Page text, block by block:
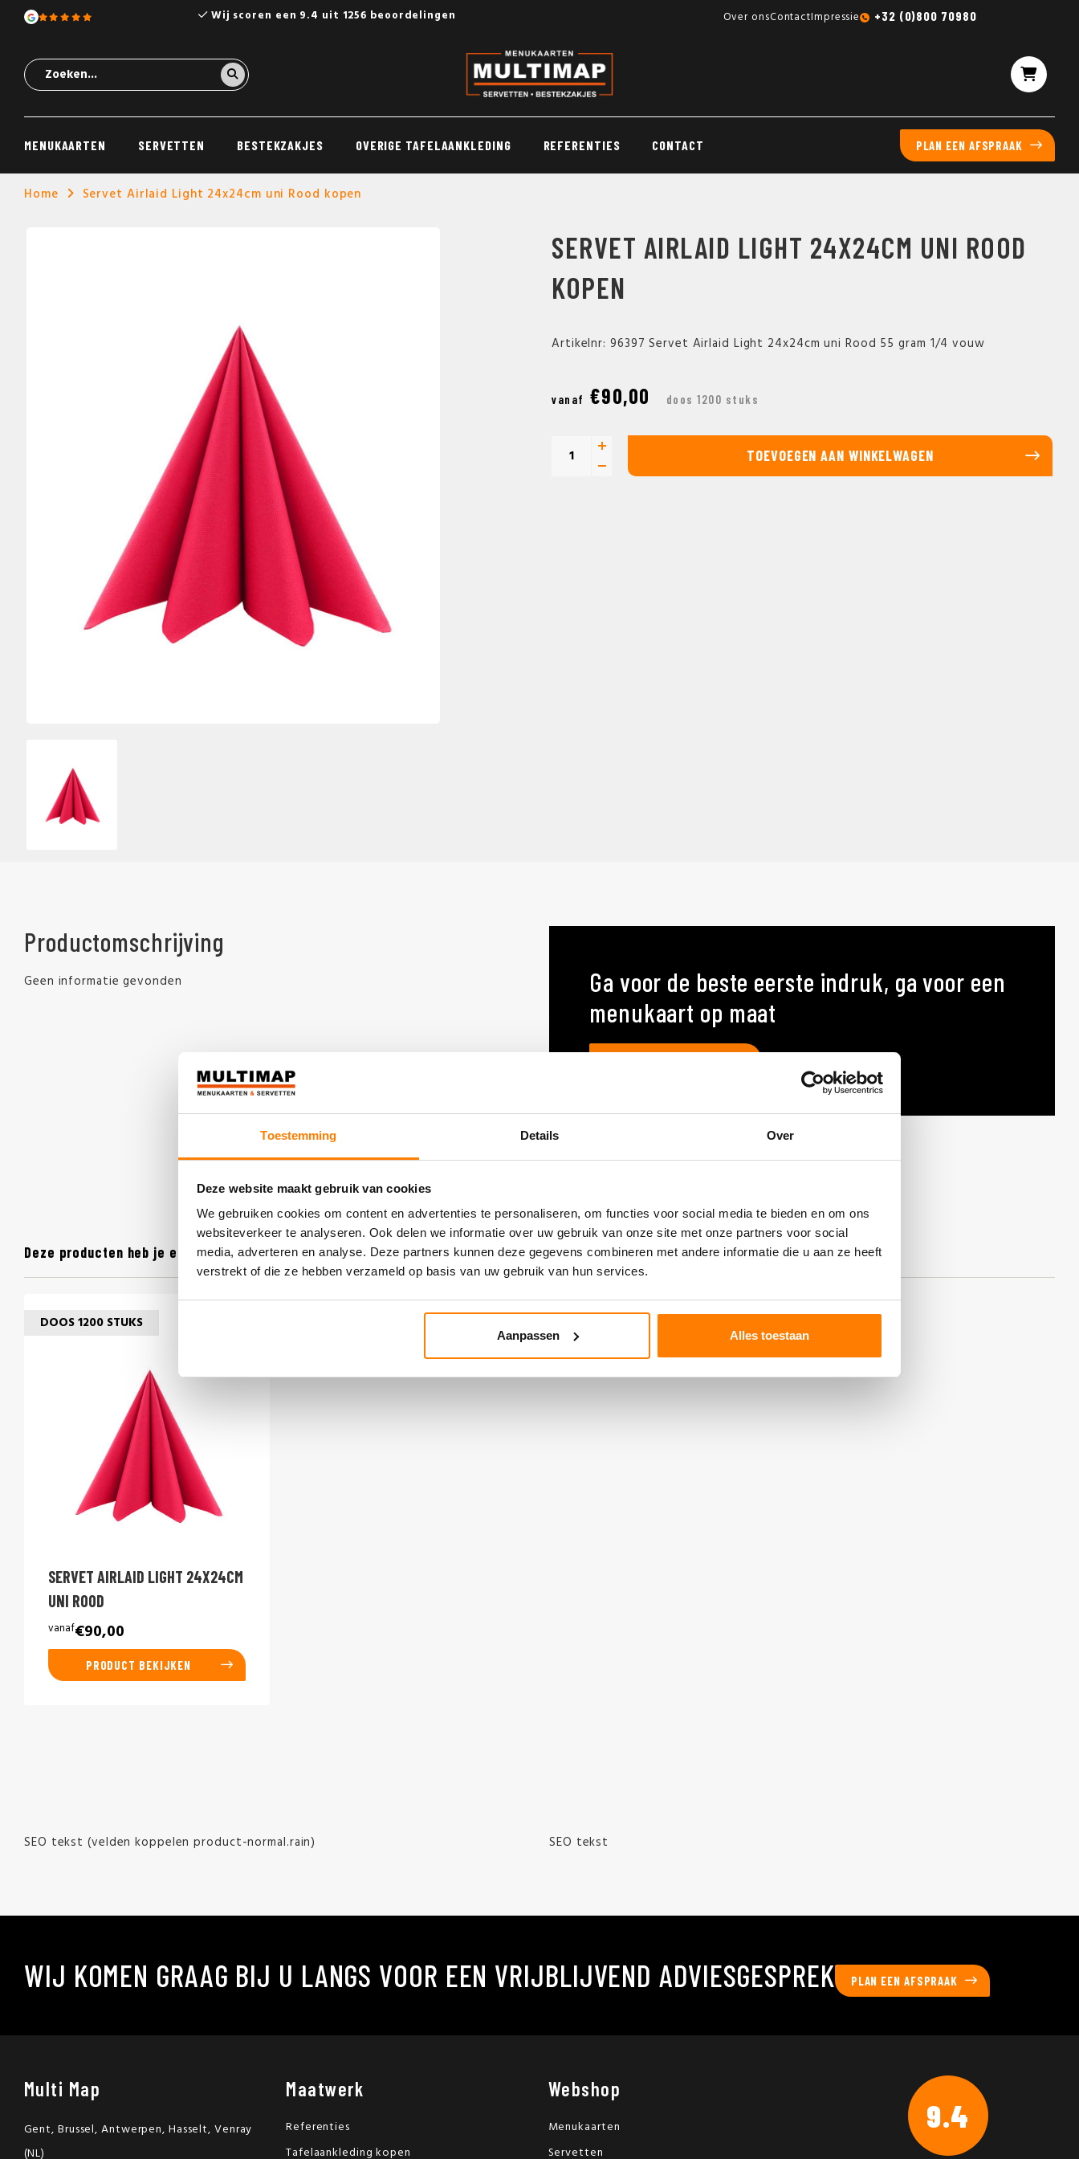
Toestemming Details Over
Deze website maakt gebruik van cookies
We gebruiken cookies om content en advertenties te personaliseren, om functies voor social media te bieden en om ons
websiteverkeer te analyseren. Ook delen we informatie over uw gebruik van onze site met onze partners voor social
media, adverteren en analyse. Deze partners kunnen deze gegevens combineren met andere informatie die u aan ze heeft
verstrekt of die ze hebben verzameld op basis van uw gebruik van hun services.
Aanpassen Alles toestaan
Wij scoren een 9.4 uit 1256 beoordelingen Gratis sampleboxen mogelijk
Over onsContactImpressie +32 (0)800 70980
MENUKAARTEN SERVETTEN BESTEKZAKJES OVERIGE TAFELAANKLEDING REFERENTIES CONTACT PLAN EEN AFSPRAAK
Home Servet Airlaid Light 24x24cm uni Rood kopen
SERVET AIRLAID LIGHT 24X24CM UNI ROOD
KOPEN
Artikelnr: 96397 Servet Airlaid Light 24x24cm uni Rood 55 gram 1/4 vouw
vanaf €90,00 doos 1200 stuks
TOEVOEGEN AAN WINKELWAGEN
Productomschrijving
Geen informatie gevonden
Ga voor de beste eerste indruk, ga voor een
menukaart op maat
Deze producten heb je eerder bekeken
DOOS 1200 STUKS
SERVET AIRLAID LIGHT 24X24CM
UNI ROOD
vanaf€90,00
PRODUCT BEKIJKEN
SEO tekst (velden koppelen product-normal.rain) SEO tekst
WIJ KOMEN GRAAG BIJ U LANGS VOOR EEN VRIJBLIJVEND ADVIESGESPREK PLAN EEN AFSPRAAK
Multi Map
Gent, Brussel, Antwerpen, Hasselt, Venray
(NL)
Maatwerk
Referenties
Tafelaankleding kopen
Webshop
Menukaarten
Servetten
9.4